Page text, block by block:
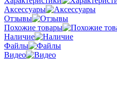
Аксессуары
Отзывы
Похожие товары
Наличие
Файлы
Видео